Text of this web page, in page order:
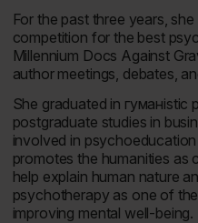
For the past three years,
competition for the best
Millennium Docs Against
author meetings, debates,
She graduated in гуманistic
postgraduate studies in
involved in
promotes the humanities as
help explain human nature
psychotherapy as one of
improving mental well-being.